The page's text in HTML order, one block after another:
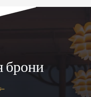
брони